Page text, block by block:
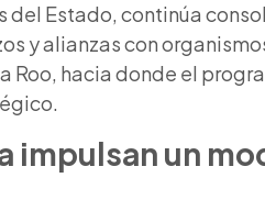
Estado, continúa
y alianzas con
Roo, hacia donde el
impulsan un